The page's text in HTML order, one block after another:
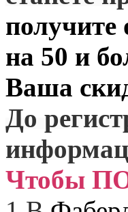
получите
на 50 и
Ваша
До
Чтобы